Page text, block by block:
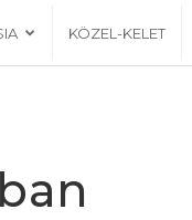
KÖZEL-KELET